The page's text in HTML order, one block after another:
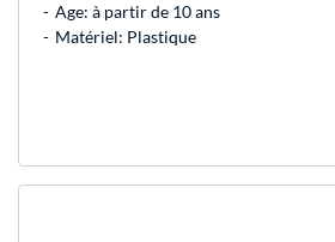
Age: à partir de 10 ans
Matériel: Plastique